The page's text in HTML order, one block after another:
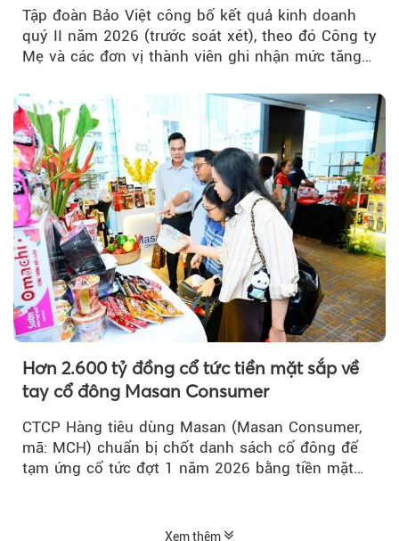
Tập đoàn Bảo Việt công bố kết quả kinh doanh
quý II năm 2026 (trước soát xét), theo đó Công ty
Mẹ và các đơn vị thành viên ghi nhận mức tăng
Hơn 2.600 tỷ đồng cổ tức tiền mặt sắp về
tay cổ đông Masan Consumer
CTCP Hàng tiêu dùng Masan (Masan Consumer,
mã: MCH) chuẩn bị chốt danh sách cổ đông để
tạm ứng cổ tức đợt 1 năm 2026 bằng tiền mặt
Xem thêm